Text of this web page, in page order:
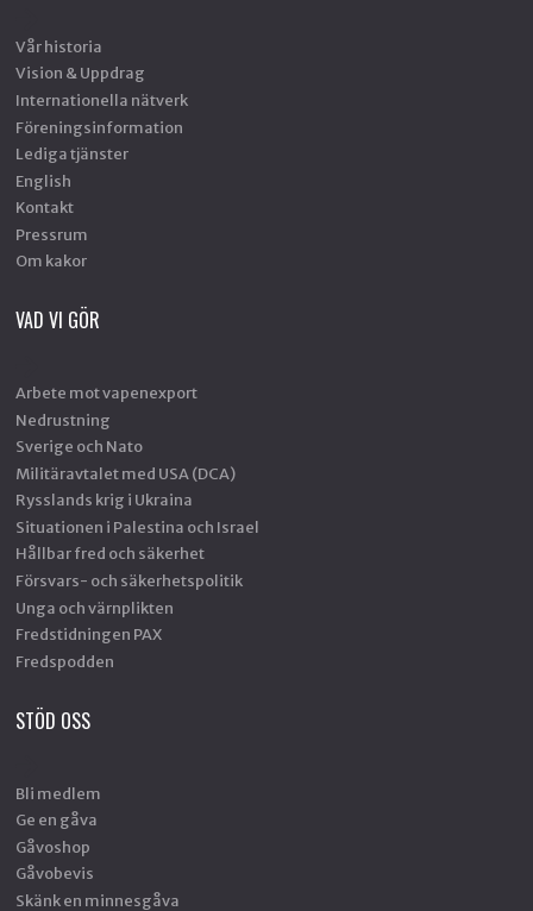
Vår historia
Vision & Uppdrag
Internationella nätverk
Föreningsinformation
Lediga tjänster
English
Kontakt
Pressrum
Om kakor
VAD VI GÖR
Arbete mot vapenexport
Nedrustning
Sverige och Nato
Militäravtalet med USA (DCA)
Rysslands krig i Ukraina
Situationen i Palestina och Israel
Hållbar fred och säkerhet
Försvars- och säkerhetspolitik
Unga och värnplikten
Fredstidningen PAX
Fredspodden
STÖD OSS
Bli medlem
Ge en gåva
Gåvoshop
Gåvobevis
Skänk en minnesgåva